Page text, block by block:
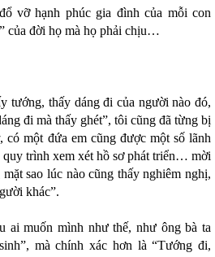
vỡ hạnh phúc gia đình của mỗi con
của đời họ mà họ phải chịu…
tướng, thấy dáng đi của người nào đó,
đi mà thấy ghét”, tôi cũng đã từng bị
một đứa em cũng được một số lãnh
trình xem xét hồ sơ phát triển… mời
sao lúc nào cũng thấy nghiêm nghị,
khác”.
ai muốn mình như thế, như ông bà ta
mà chính xác hơn là “Tướng đi,